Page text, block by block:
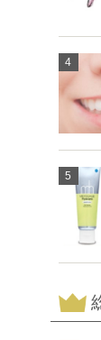
4
5